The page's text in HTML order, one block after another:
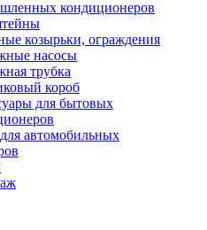
кондиционеров
козырьки, ограждения
насосы
трубка
короб
для бытовых
автомобильных